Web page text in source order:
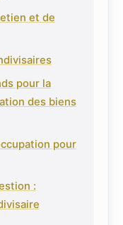
et de
pour la
des biens
pour
: